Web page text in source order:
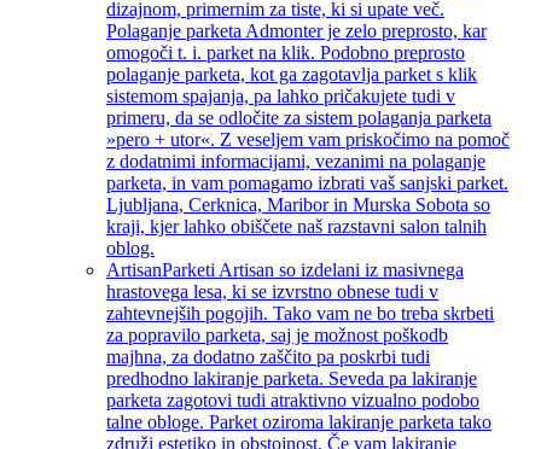
dizajnom, primernim za tiste, ki si upate več.
Polaganje parketa Admonter je zelo preprosto, kar
omogoči t. i. parket na klik. Podobno preprosto
polaganje parketa, kot ga zagotavlja parket s klik
sistemom spajanja, pa lahko pričakujete tudi v
primeru, da se odločite za sistem polaganja parketa
»pero + utor«. Z veseljem vam priskočimo na pomoč
z dodatnimi informacijami, vezanimi na polaganje
parketa, in vam pomagamo izbrati vaš sanjski parket.
Ljubljana, Cerknica, Maribor in Murska Sobota so
kraji, kjer lahko obiščete naš razstavni salon talnih
oblog.
ArtisanParketi Artisan so izdelani iz masivnega
hrastovega lesa, ki se izvrstno obnese tudi v
zahtevnejših pogojih. Tako vam ne bo treba skrbeti
za popravilo parketa, saj je možnost poškodb
majhna, za dodatno zaščito pa poskrbi tudi
predhodno lakiranje parketa. Seveda pa lakiranje
parketa zagotovi tudi atraktivno vizualno podobo
talne obloge. Parket oziroma lakiranje parketa tako
združi estetiko in obstojnost. Če vam lakiranje